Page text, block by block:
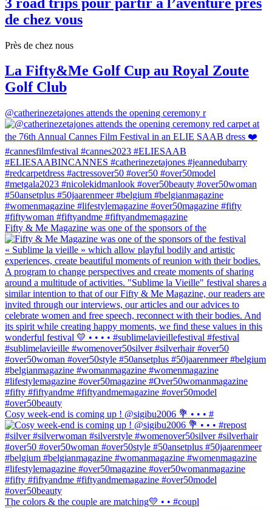
de chez vous
Près de chez nous
La Fifty&Me Golf Cup au Royal Zoute
Golf Club
@catherinezetajones attends the opening ceremony r
Fifty & Me Magazine was one of the sponsors of the
Cosy week-end is coming up ! @sigibu2006 💐 • • • #
The colors & the couple are matching💛 • • #coupl